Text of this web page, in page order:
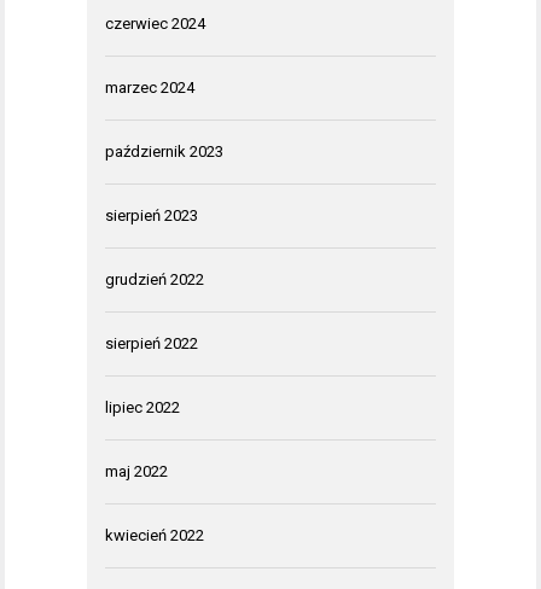
czerwiec 2024
marzec 2024
październik 2023
sierpień 2023
grudzień 2022
sierpień 2022
lipiec 2022
maj 2022
kwiecień 2022